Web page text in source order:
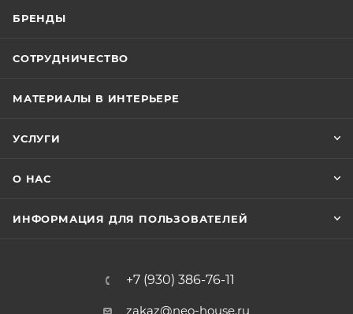
БРЕНДЫ
СОТРУДНИЧЕСТВО
МАТЕРИАЛЫ В ИНТЕРЬЕРЕ
УСЛУГИ
О НАС
ИНФОРМАЦИЯ ДЛЯ ПОЛЬЗОВАТЕЛЕЙ
+7 (930) 386-76-11
zakaz@neo-house.ru